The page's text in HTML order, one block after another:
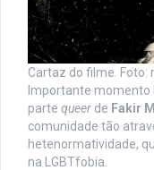
Cartaz do filme. Foto:
Importante momento
parte queer de Fakir
comunidade tão
hetenormatividade,
na LGBTfobia.